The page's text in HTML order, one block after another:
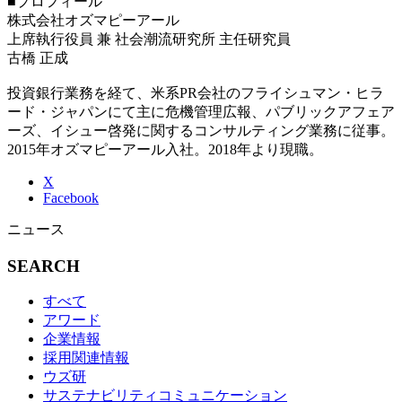
株式会社オズマピーアール
上席執行役員 兼 社会潮流研究所 主任研究員
古橋 正成
投資銀行業務を経て、米系PR会社のフライシュマン・ヒラ
ード・ジャパンにて主に危機管理広報、パブリックアフェア
ーズ、イシュー啓発に関するコンサルティング業務に従事。
2015年オズマピーアール入社。2018年より現職。
X
Facebook
ニュース
SEARCH
すべて
アワード
企業情報
採用関連情報
ウズ研
サステナビリティコミュニケーション